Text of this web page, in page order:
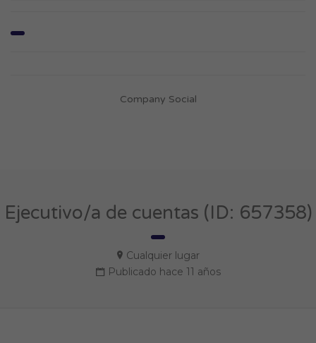
Company Social
Ejecutivo/a de cuentas (ID: 657358)
Cualquier lugar
Publicado hace 11 años